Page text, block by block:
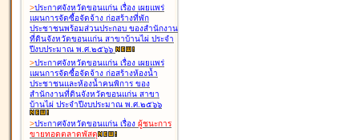
>ประกาศจังหวัดขอนแก่น เรื่อง เผยแพร่
แผนการจัดซื้อจัดจ้าง ก่อสร้างที่พัก
ประชาชนพร้อมส่วนประกอบ ของสำนักงาน
ที่ดินจังหวัดขอนแก่น สาขาบ้านไผ่ ประจำ
ปีงบประมาณ พ.ศ.๒๕๖๖
>ประกาศจังหวัดขอนแก่น เรื่อง เผยแพร่
แผนการจัดซื้อจัดจ้าง ก่อสร้างห้องน้ำ
ประชาชนและห้องน้ำคนพิการ ของ
สำนักงานที่ดินจังหวัดขอนแก่น สาขา
บ้านไผ่ ประจำปีงบประมาณ พ.ศ.๒๕๖๖
>ประกาศจังหวัดขอนแก่น เรื่อง ผู้ชนะการ
ขายทอดตลาดพัสดุ